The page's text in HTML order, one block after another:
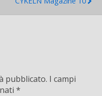
pubblicato. I campi
*